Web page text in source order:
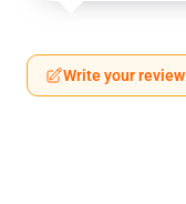
Write your review